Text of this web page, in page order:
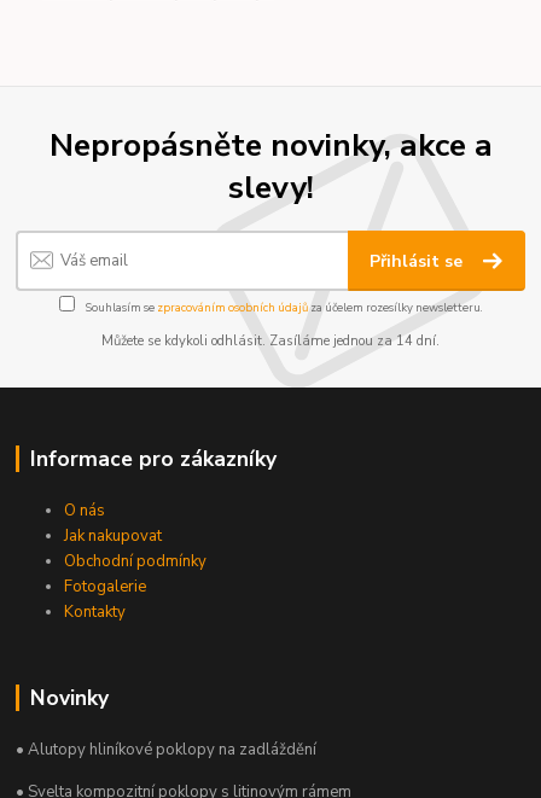
Nepropásněte novinky, akce a
slevy!
Přihlásit se
Souhlasím se zpracováním osobních údajůza účelem rozesílky newsletteru.
Můžete se kdykoli odhlásit. Zasíláme jednou za 14 dní.
Informace pro zákazníky
O nás
Jak nakupovat
Obchodní podmínky
Fotogalerie
Kontakty
Novinky
• Alutopy hliníkové poklopy na zadláždění
• Svelta kompozitní poklopy s litinovým rámem